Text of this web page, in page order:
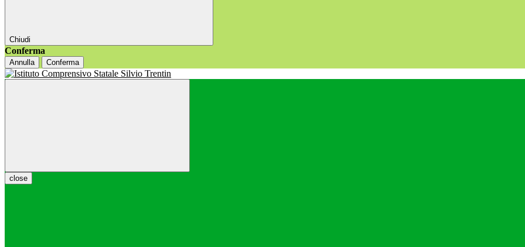
Chiudi
Conferma
Annulla Conferma
close